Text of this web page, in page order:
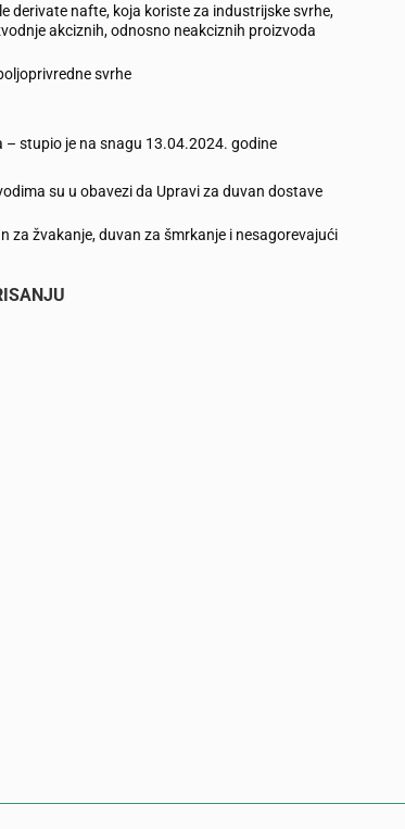
derivate nafte, koja koriste za industrijske svrhe,
akciznih, odnosno neakciznih proizvoda
svrhe
– stupio je na snagu 13.04.2024. godine
su u obavezi da Upravi za duvan dostave
žvakanje, duvan za šmrkanje i nesagorevajući